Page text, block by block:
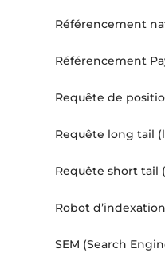
Référencement
Référencement
Requête de
Requête long tail
Requête short tail
Robot
SEM (Search